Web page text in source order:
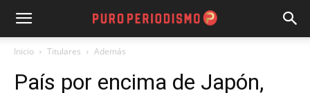
Inicio Titulares Además
País por encima de Japón,